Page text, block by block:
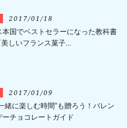
2017/01/18
本国でベストセラーになった教科書
しいフランス菓子...
2017/01/09
緒に楽しむ時間”も贈ろう！バレン
ーチョコレートガイド